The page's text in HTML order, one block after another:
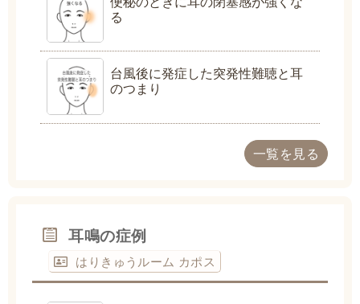
る
台風後に発症した突発性難聴と耳
のつまり
一覧を見る
耳鳴の症例
はりきゅうルーム カポス